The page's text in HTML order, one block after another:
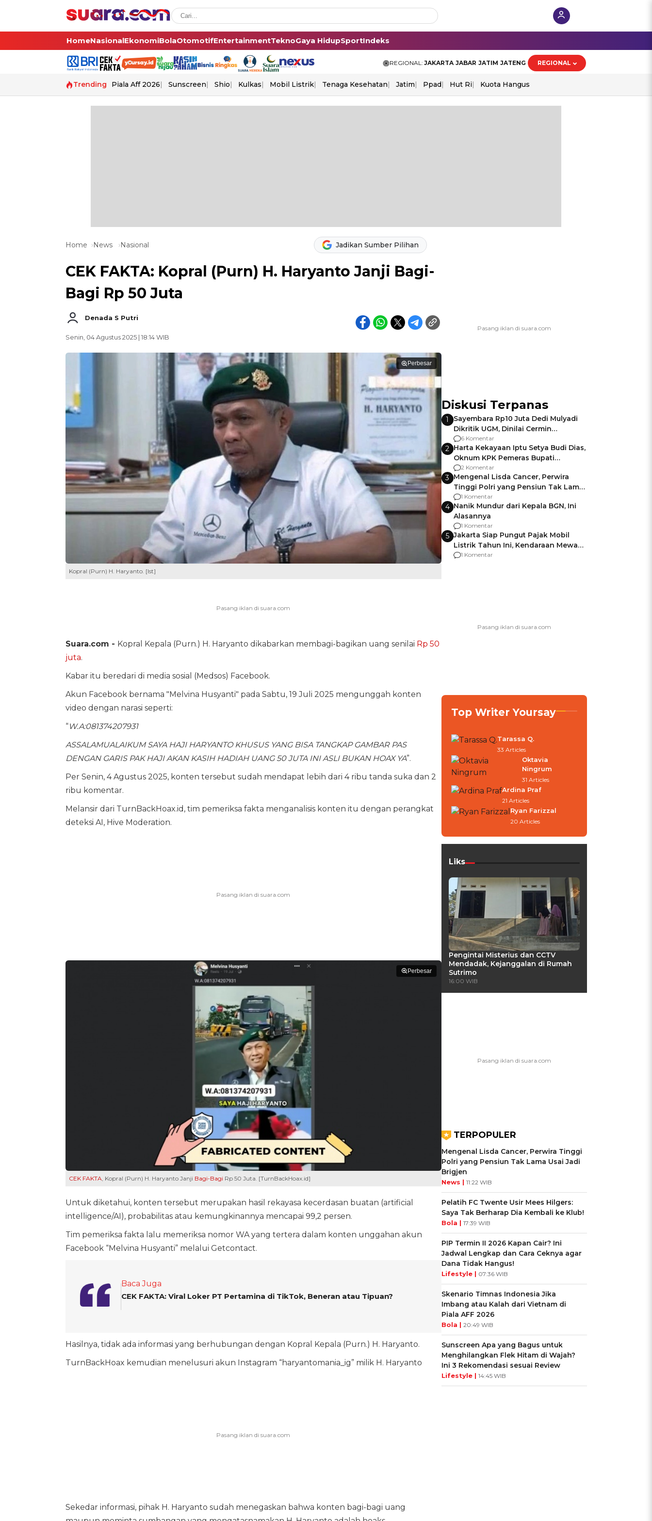
HomeNasionalEkonomiBolaOtomotifEntertainmentTeknoGaya HidupSportIndeks
REGIONAL: JAKARTA JABAR JATIM JATENG REGIONAL
Trending Piala Aff 2026 Sunscreen Shio Kulkas Mobil Listrik Tenaga Kesehatan Jatim Ppad Hut Ri Kuota Hangus
Home News Nasional Jadikan Sumber Pilihan
CEK FAKTA: Kopral (Purn) H. Haryanto Janji Bagi-
Bagi Rp 50 Juta
Denada S Putri
Senin, 04 Agustus 2025 | 18:14 WIB
Perbesar
Kopral (Purn) H. Haryanto. [Ist]
Suara.com - Kopral Kepala (Purn.) H. Haryanto dikabarkan membagi-bagikan uang senilai Rp 50
juta.
Kabar itu beredari di media sosial (Medsos) Facebook.
Akun Facebook bernama "Melvina Husyanti" pada Sabtu, 19 Juli 2025 mengunggah konten
video dengan narasi seperti:
“W.A:081374207931
ASSALAMUALAIKUM SAYA HAJI HARYANTO KHUSUS YANG BISA TANGKAP GAMBAR PAS
DENGAN GARIS PAK HAJI AKAN KASIH HADIAH UANG 50 JUTA INI ASLI BUKAN HOAX YA”.
Per Senin, 4 Agustus 2025, konten tersebut sudah mendapat lebih dari 4 ribu tanda suka dan 2
ribu komentar.
Melansir dari TurnBackHoax.id, tim pemeriksa fakta menganalisis konten itu dengan perangkat
deteksi AI, Hive Moderation.
Perbesar
CEK FAKTA, Kopral (Purn) H. Haryanto Janji Bagi-Bagi Rp 50 Juta. [TurnBackHoax.id]
Untuk diketahui, konten tersebut merupakan hasil rekayasa kecerdasan buatan (artificial
intelligence/AI), probabilitas atau kemungkinannya mencapai 99,2 persen.
Tim pemeriksa fakta lalu memeriksa nomor WA yang tertera dalam konten unggahan akun
Facebook “Melvina Husyanti” melalui Getcontact.
Baca Juga
CEK FAKTA: Viral Loker PT Pertamina di TikTok, Beneran atau Tipuan?
Hasilnya, tidak ada informasi yang berhubungan dengan Kopral Kepala (Purn.) H. Haryanto.
TurnBackHoax kemudian menelusuri akun Instagram “haryantomania_ig” milik H. Haryanto
Sekedar informasi, pihak H. Haryanto sudah menegaskan bahwa konten bagi-bagi uang
Diskusi Terpanas
1
Sayembara Rp10 Juta Dedi Mulyadi
Dikritik UGM, Dinilai Cermin
Gagalnya Negara Jamin Keamanan
6 Komentar
2 Harta Kekayaan Iptu Setya Budi Dias,
Oknum KPK Pemeras Bupati
Pemalang
2 Komentar
3 Mengenal Lisda Cancer, Perwira
Tinggi Polri yang Pensiun Tak Lama
Usai Jadi Brigjen
1 Komentar
4 Nanik Mundur dari Kepala BGN, Ini
Alasannya
1 Komentar
5 Jakarta Siap Pungut Pajak Mobil
Listrik Tahun Ini, Kendaraan Mewah
Kena hingga 75% PKB
1 Komentar
Top Writer Yoursay
Tarassa Q.
33 Articles
Oktavia
Ningrum
31 Articles
Ardina Praf
21 Articles
Ryan Farizzal
20 Articles
Liks
Pengintai Misterius dan CCTV
Mendadak, Kejanggalan di Rumah
Sutrimo
16:00 WIB
TERPOPULER
Mengenal Lisda Cancer, Perwira Tinggi
Polri yang Pensiun Tak Lama Usai Jadi
Brigjen
News | 11:22 WIB
Pelatih FC Twente Usir Mees Hilgers:
Saya Tak Berharap Dia Kembali ke Klub!
Bola | 17:39 WIB
PIP Termin II 2026 Kapan Cair? Ini
Jadwal Lengkap dan Cara Ceknya agar
Dana Tidak Hangus!
Lifestyle | 07:36 WIB
Skenario Timnas Indonesia Jika
Imbang atau Kalah dari Vietnam di
Piala AFF 2026
Bola | 20:49 WIB
Sunscreen Apa yang Bagus untuk
Menghilangkan Flek Hitam di Wajah?
Ini 3 Rekomendasi sesuai Review
Lifestyle | 14:45 WIB